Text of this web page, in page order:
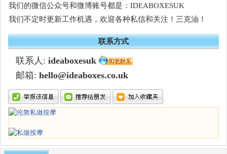
我们的微信公众号和微博账号都是：IDEABOXESUK
我们不定时更新工作机遇，欢迎各种私信和关注！三克油！
联系方式
联系人: ideaboxesuk
邮箱: hello@ideaboxes.co.uk